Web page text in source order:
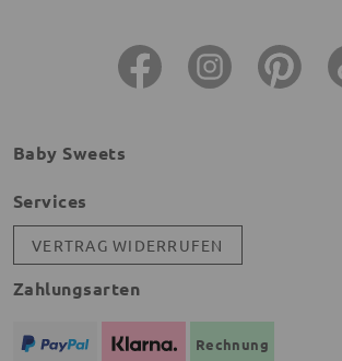
Baby Sweets
Services
VERTRAG WIDERRUFEN
Zahlungsarten
Rechnung